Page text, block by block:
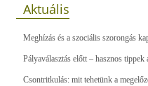
Aktuális
Meghízás és a szociális szorongás
Pályaválasztás előtt – hasznos tippek
Csontritkulás: mit tehetünk a